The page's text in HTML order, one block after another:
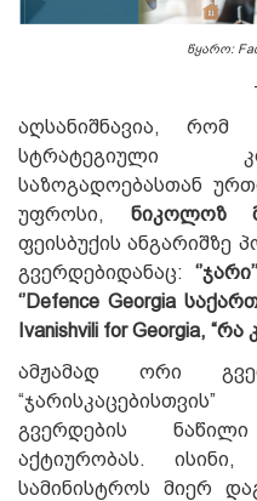
წყარო:
აღსანიშნავია, რომ
სტრატეგიული
საზოგადოებასთან
უფროსი, ნიკოლოზ
ფეისბუქის ანგარიშზე
გვერდებიდანაც:
‘’Defence Georgia
Ivanishvili for Georgia, “რა
ამჟამად ორი
გვერდების
აქტიურობას.
სამინისტროს მიერ